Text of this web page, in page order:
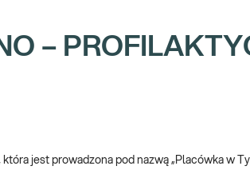
–
jest prowadzona pod nazwą „Placówka w